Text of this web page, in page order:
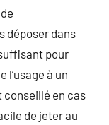
déposer dans
pour
l’usage à un
en cas
de jeter au